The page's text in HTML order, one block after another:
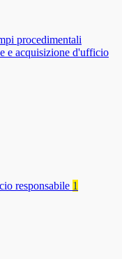
procedimentali
e acquisizione d'ufficio
responsabile 1